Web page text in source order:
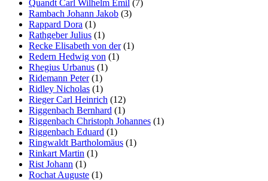
Quandt Carl Wilhelm Emil (7)
Rambach Johann Jakob (3)
Rappard Dora (1)
Rathgeber Julius (1)
Recke Elisabeth von der(1)
Redern Hedwig von (1)
Rhegius Urbanus (1)
Ridemann Peter(1)
Ridley Nicholas (1)
Rieger Carl Heinrich (12)
Riggenbach Bernhard (1)
Riggenbach Christoph Johannes (1)
Riggenbach Eduard (1)
Ringwaldt Bartholomäus (1)
Rinkart Martin (1)
Rist Johann (1)
Rochat Auguste (1)